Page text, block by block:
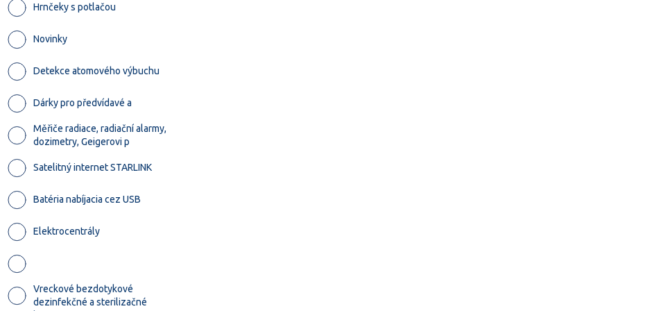
Hrnčeky s potlačou
Novinky
Detekce atomového výbuchu
Dárky pro předvídavé a
Měřiče radiace, radiační alarmy,
dozimetry, Geigerovi p
Satelitný internet STARLINK
Batéria nabíjacia cez USB
Elektrocentrály
Vreckové bezdotykové
dezinfekčné a sterilizačné